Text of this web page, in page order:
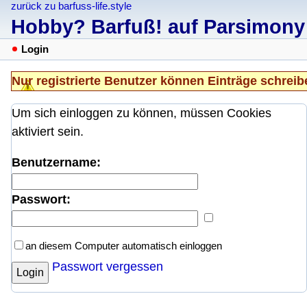
zurück zu barfuss-life.style
Hobby? Barfuß! auf Parsimony
Login
Nur registrierte Benutzer können Einträge
Um sich einloggen zu können, müssen Cookies
aktiviert sein.
Benutzername:
Passwort:
an diesem Computer automatisch einloggen
Login Passwort vergessen